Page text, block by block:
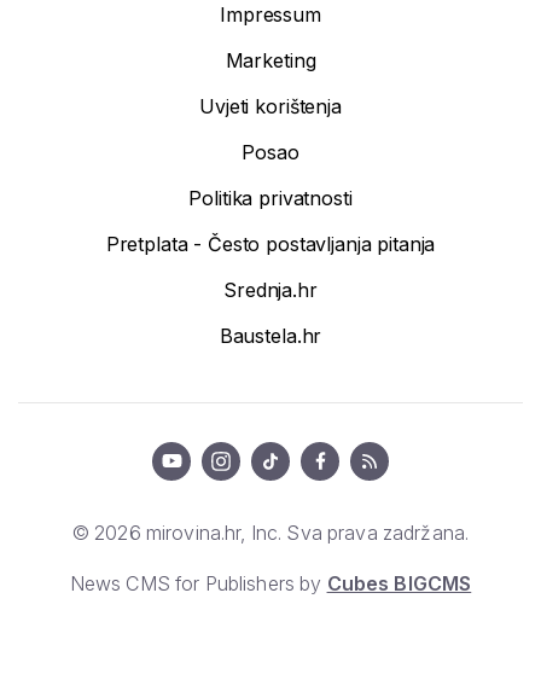
Impressum
Marketing
Uvjeti korištenja
Posao
Politika privatnosti
Pretplata - Često postavljanja pitanja
Srednja.hr
Baustela.hr
© 2026 mirovina.hr, Inc. Sva prava zadržana.
News CMS for Publishers by Cubes BIGCMS